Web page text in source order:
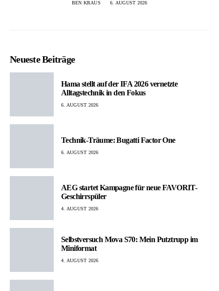
BEN KRAUS 6. AUGUST 2026
Neueste Beiträge
Hama stellt auf der IFA 2026 vernetzte
Alltagstechnik in den Fokus
6. AUGUST 2026
Technik-Träume: Bugatti Factor One
6. AUGUST 2026
AEG startet Kampagne für neue FAVORIT-
Geschirrspüler
4. AUGUST 2026
Selbstversuch Mova S70: Mein Putztrupp im
Miniformat
4. AUGUST 2026